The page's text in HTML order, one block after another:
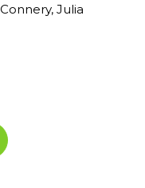
Julia